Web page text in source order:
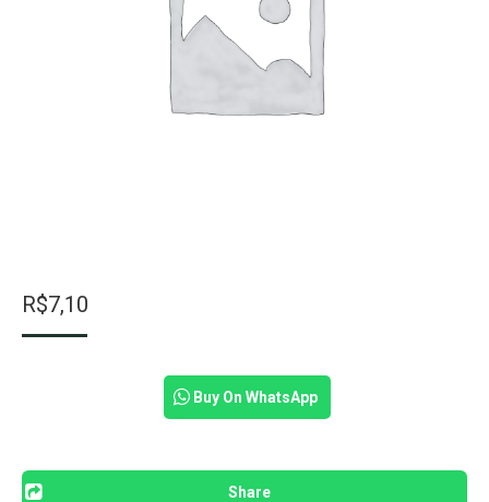
R$7,10
Buy On WhatsApp
Share